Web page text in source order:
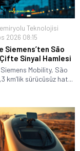
Teknolojisi
2026 08:15
Siemens’ten São
Çifte Sinyal Hamlesi
Mobility, São
km’lik sürücüsüz hat...